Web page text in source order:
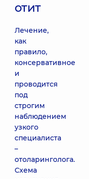
отит
Лечение,
как
правило,
консервативное
и
проводится
под
строгим
наблюдением
узкого
специалиста
–
отоларинголога.
Схема